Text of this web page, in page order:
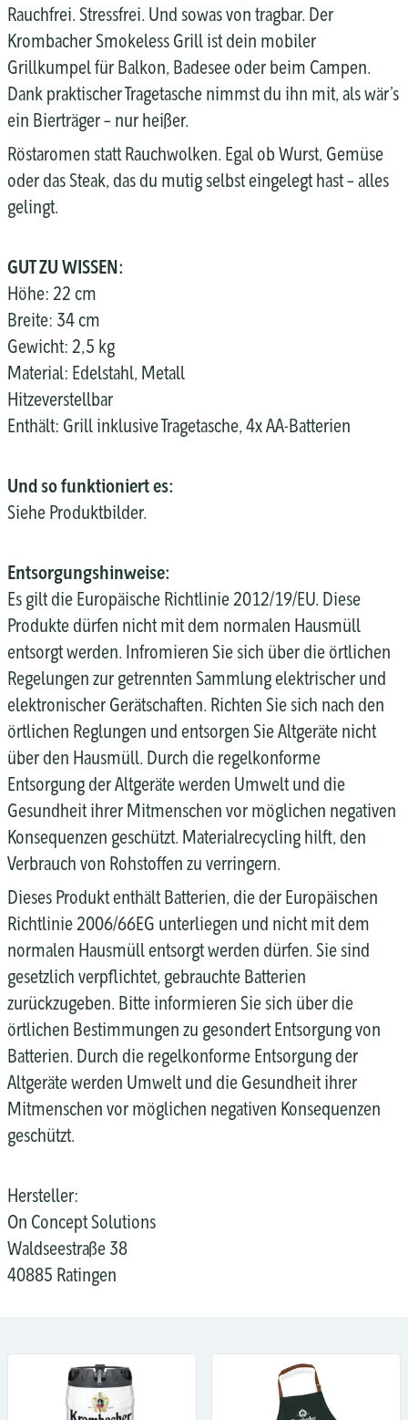
Rauchfrei. Stressfrei. Und sowas von tragbar. Der
Krombacher Smokeless Grill ist dein mobiler
Grillkumpel für Balkon, Badesee oder beim Campen.
Dank praktischer Tragetasche nimmst du ihn mit, als wär’s
ein Bierträger – nur heißer.
Röstaromen statt Rauchwolken. Egal ob Wurst, Gemüse
oder das Steak, das du mutig selbst eingelegt hast – alles
gelingt.
GUT ZU WISSEN:
Höhe: 22 cm
Breite: 34 cm
Gewicht: 2,5 kg
Material: Edelstahl, Metall
Hitzeverstellbar
Enthält: Grill inklusive Tragetasche, 4x AA-Batterien
Und so funktioniert es:
Siehe Produktbilder.
Entsorgungshinweise:
Es gilt die Europäische Richtlinie 2012/19/EU. Diese
Produkte dürfen nicht mit dem normalen Hausmüll
entsorgt werden. Infromieren Sie sich über die örtlichen
Regelungen zur getrennten Sammlung elektrischer und
elektronischer Gerätschaften. Richten Sie sich nach den
örtlichen Reglungen und entsorgen Sie Altgeräte nicht
über den Hausmüll. Durch die regelkonforme
Entsorgung der Altgeräte werden Umwelt und die
Gesundheit ihrer Mitmenschen vor möglichen negativen
Konsequenzen geschützt. Materialrecycling hilft, den
Verbrauch von Rohstoffen zu verringern.
Dieses Produkt enthält Batterien, die der Europäischen
Richtlinie 2006/66EG unterliegen und nicht mit dem
normalen Hausmüll entsorgt werden dürfen. Sie sind
gesetzlich verpflichtet, gebrauchte Batterien
zurückzugeben. Bitte informieren Sie sich über die
örtlichen Bestimmungen zu gesondert Entsorgung von
Batterien. Durch die regelkonforme Entsorgung der
Altgeräte werden Umwelt und die Gesundheit ihrer
Mitmenschen vor möglichen negativen Konsequenzen
geschützt.
Hersteller:
On Concept Solutions
Waldseestraße 38
40885 Ratingen